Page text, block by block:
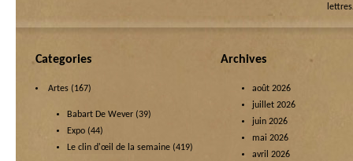
Categories
Artes (167)
Babart De Wever (39)
Expo (44)
Le clin d'œil de la semaine (419)
Archives
août 2026
juillet 2026
juin 2026
mai 2026
avril 2026